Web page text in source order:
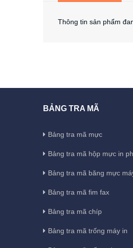
Thông tin sản phẩm
BẢNG TRA MÃ
Bảng tra mã mực
Bảng tra mã hộp mực in
Bảng tra mã băng mực
Bảng tra mã fim fax
Bảng tra mã chíp
Bảng tra mã trống máy in